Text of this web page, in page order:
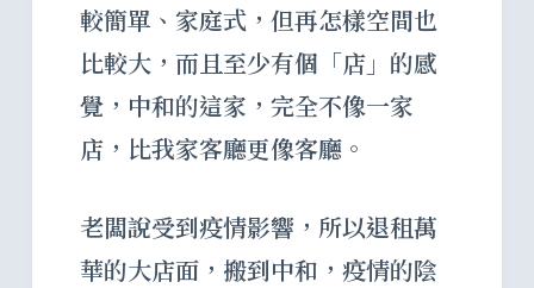
較簡單、家庭式，但再怎樣空間也
比較大，而且至少有個「店」的感
覺，中和的這家，完全不像一家
店，比我家客廳更像客廳。
老闆說受到疫情影響，所以退租萬
華的大店面，搬到中和，疫情的陰